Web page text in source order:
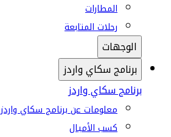
المطارات
رحلات المتابعة
الوجهات
برنامج سكاي واردز
برنامج سكاي واردز
معلومات عن برنامج سكاي واردز
كسب الأميال